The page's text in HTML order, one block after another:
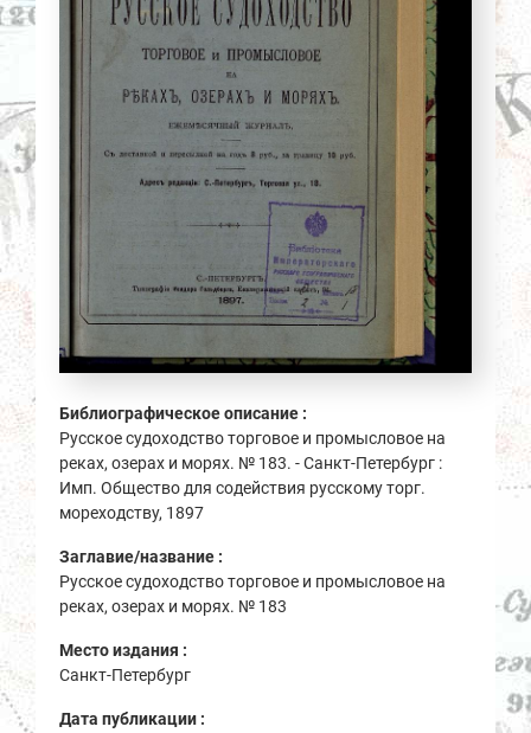
Библиографическое описание :
Русское судоходство торговое и промысловое на
реках, озерах и морях. № 183. - Санкт-Петербург :
Имп. Общество для содействия русскому торг.
мореходству, 1897
Заглавие/название :
Русское судоходство торговое и промысловое на
реках, озерах и морях. № 183
Место издания :
Санкт-Петербург
Дата публикации :